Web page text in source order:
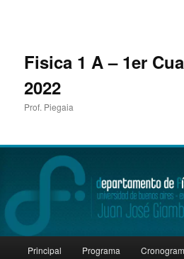
Fisica 1 A – 1er
2022
Prof. Piegaia
Skip
Principal Programa